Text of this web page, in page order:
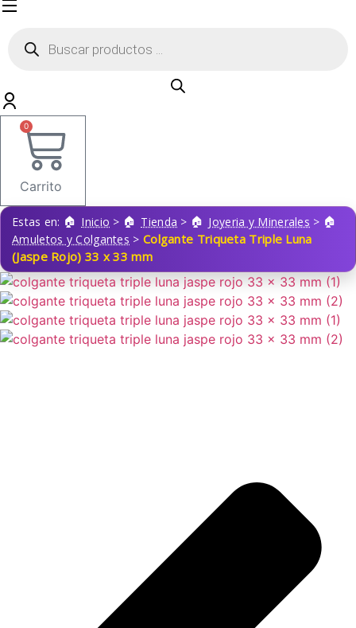
productos
0
Carrito
Estas en: Inicio > Tienda > Joyeria y Minerales >
Amuletos y Colgantes > Colgante Triqueta Triple Luna
(Jaspe Rojo) 33 x 33 mm